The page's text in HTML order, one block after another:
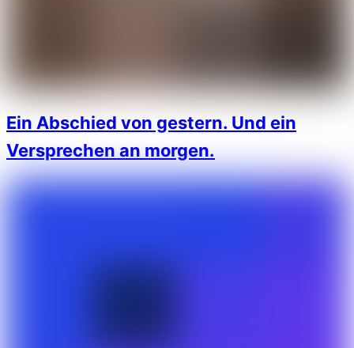
Ein Abschied von gestern. Und ein
Versprechen an morgen.